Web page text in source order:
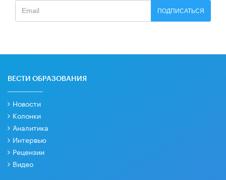
ПОДПИСАТЬСЯ
ВЕСТИ ОБРАЗОВАНИЯ
Новости
Колонки
Аналитика
Интервью
Рецензии
Видео